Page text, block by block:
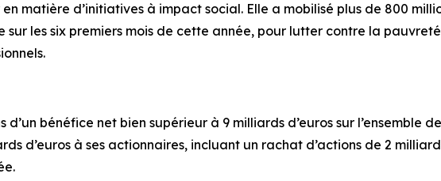
matière d’initiatives à impact social. Elle a mobilisé plus de 800
sur les six premiers mois de cette année, pour lutter contre la
bénéfice net bien supérieur à 9 milliards d’euros sur l’ensemble
d’euros à ses actionnaires, incluant un rachat d’actions de 2